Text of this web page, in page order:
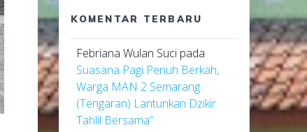
KOMENTAR TERBARU
Febriana Wulan Suci pada
Suasana Pagi Penuh Berkah,
Warga MAN 2 Semarang
(Tengaran) Lantunkan Dzikir
Tahlil Bersama”